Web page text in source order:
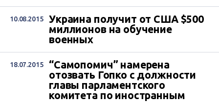
10.08.2015
Украина получит от США $500
миллионов на обучение
военных
18.07.2015
“Самопомич” намерена
отозвать Гопко с должности
главы парламентского
комитета по иностранным